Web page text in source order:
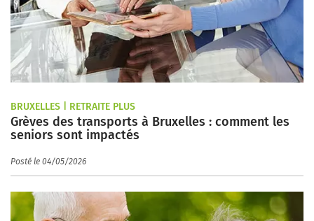
BRUXELLES | RETRAITE PLUS
Grèves des transports à Bruxelles : comment les
seniors sont impactés
Posté le 04/05/2026